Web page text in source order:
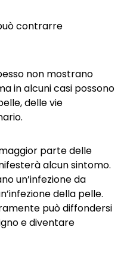
può contrarre
non mostrano
in alcuni casi possono
delle vie
maggior parte delle
alcun sintomo.
un’infezione da
della pelle.
può diffondersi
e diventare